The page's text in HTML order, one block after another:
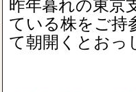
昨年暮れの東京
ている株をご持
て朝開くとおっ